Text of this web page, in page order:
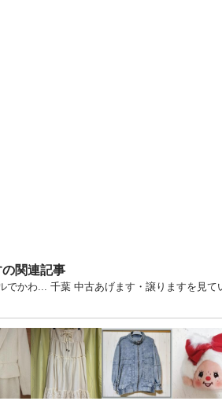
関連記事
かわ... 千葉 中古あげます・譲りますを見て